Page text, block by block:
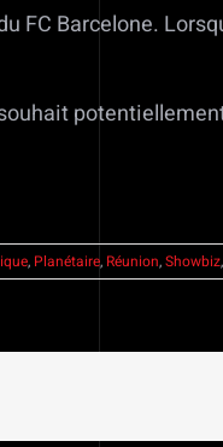
Barcelone.
, Planétaire, Réunion,Showbiz,